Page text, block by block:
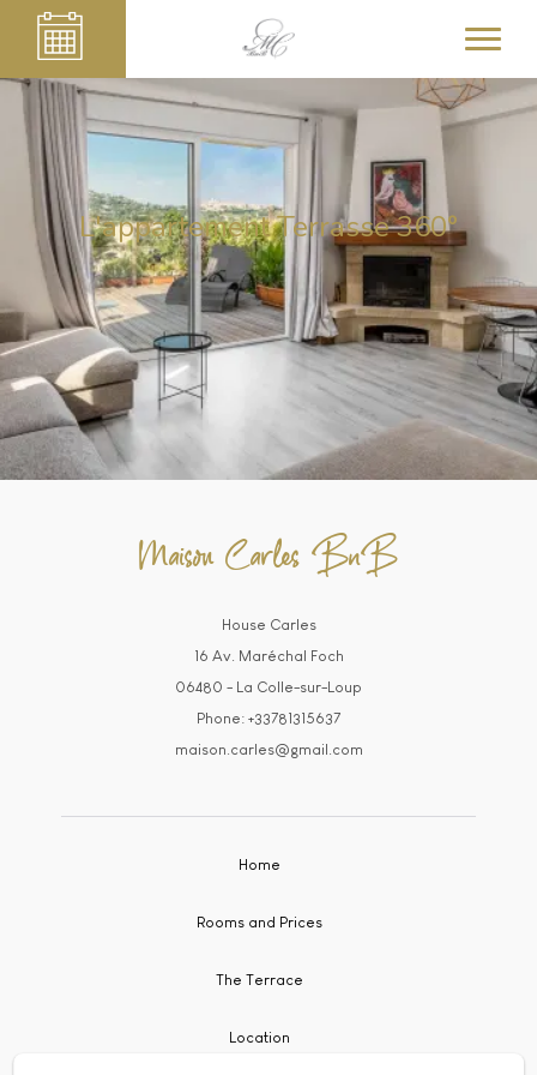
L'appartement Terrasse 360°
Maison Carles BnB
House Carles
16 Av. Maréchal Foch
06480 - La Colle-sur-Loup
Phone: +33781315637
maison.carles@gmail.com
Home
Rooms and Prices
The Terrace
Location